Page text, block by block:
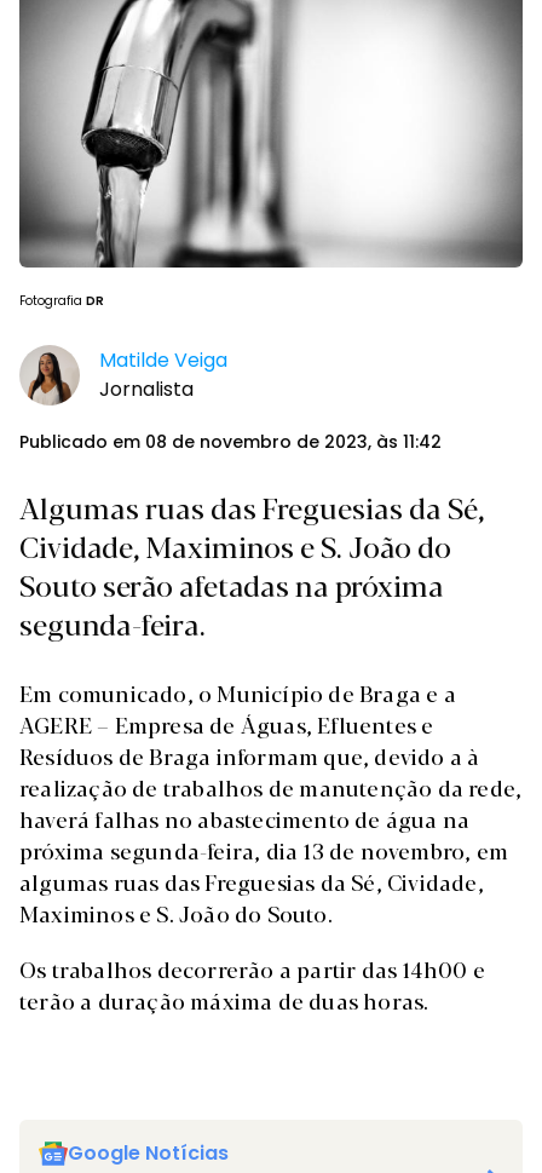
Fotografia DR
Matilde Veiga
Jornalista
Publicado em 08 de novembro de 2023, às 11:42
Algumas ruas das Freguesias da Sé,
Cividade, Maximinos e S. João do
Souto serão afetadas na próxima
segunda-feira.
Em comunicado, o Município de Braga e a
AGERE – Empresa de Águas, Efluentes e
Resíduos de Braga informam que, devido a à
realização de trabalhos de manutenção da rede,
haverá falhas no abastecimento de água na
próxima segunda-feira, dia 13 de novembro, em
algumas ruas das Freguesias da Sé, Cividade,
Maximinos e S. João do Souto.
Os trabalhos decorrerão a partir das 14h00 e
terão a duração máxima de duas horas.
Google Notícias